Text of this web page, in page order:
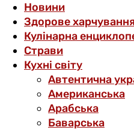
Новини
Здорове
Кулінарна
Страви
Кухні світу
Автентична
Американська
Арабська
Баварська